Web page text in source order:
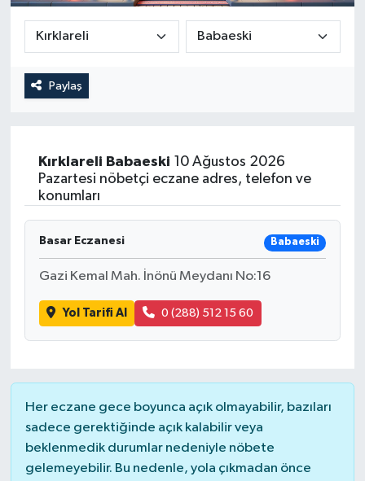
Paylaş
Kırklareli Babaeski 10 Ağustos 2026
Pazartesi nöbetçi eczane adres, telefon ve
konumları
Basar Eczanesi Babaeski
Gazi Kemal Mah. İnönü Meydanı No:16
Yol Tarifi Al 0 (288) 512 15 60
Her eczane gece boyunca açık olmayabilir, bazıları
sadece gerektiğinde açık kalabilir veya
beklenmedik durumlar nedeniyle nöbete
gelemeyebilir. Bu nedenle, yola çıkmadan önce
Güncel
Kültür & Sanat
Resmi İlan
Sağlık & Yaşam
Siyaset
Spor